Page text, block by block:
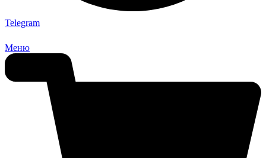
Telegram
Меню